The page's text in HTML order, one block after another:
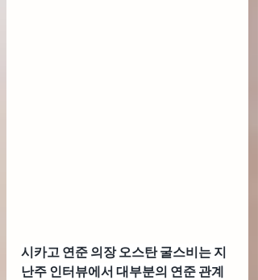
시카고 연준 의장 오스탄 굴스비는 지
난주 인터뷰에서 대부분의 연준 관계